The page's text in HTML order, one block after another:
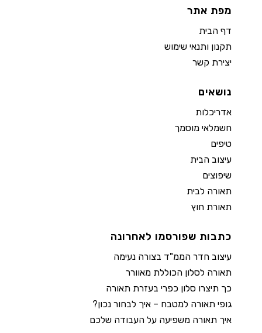
מפת אתר
דף הבית
תקנון ותנאי שימוש
יצירת קשר
נושאים
אדריכלות
חשמלאי מוסמך
טיפים
עיצוב הבית
שיפוצים
תאורה לבית
תאורת חוץ
כתבות שפורסמו לאחרונה
עיצוב חדר הממ"ד בצורה נעימה
תאורה לסלון הכוללת מאוורר
כך תיצרו סלון כפרי בעזרת תאורה
גופי תאורה למטבח – איך לבחור נכון?
איך תאורה משפיעה על העבודה שלכם